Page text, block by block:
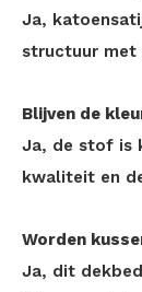
Ja,
structuur met
Blijven de
Ja, de stof is
kwaliteit en
Worden
Ja, dit